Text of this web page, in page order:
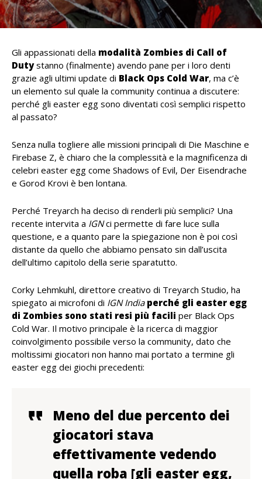
Gli appassionati della modalità Zombies di Call of
Dutystanno (finalmente) avendo pane per i loro denti
grazie agli ultimi update di Black Ops Cold War, ma c’è
un elemento sul quale la community continua a discutere:
perché gli easter egg sono diventati così semplici rispetto
al passato?
Senza nulla togliere alle missioni principali di Die Maschine e
Firebase Z, è chiaro che la complessità e la magnificenza di
celebri easter egg come Shadows of Evil, Der Eisendrache
e Gorod Krovi è ben lontana.
Perché Treyarch ha deciso di renderli più semplici? Una
recente intervita a IGNci permette di fare luce sulla
questione, e a quanto pare la spiegazione non è poi così
distante da quello che abbiamo pensato sin dall’uscita
dell’ultimo capitolo della serie sparatutto.
Corky Lehmkuhl, direttore creativo di Treyarch Studio, ha
spiegato ai microfoni di IGN India perché gli easter egg
di Zombies sono stati resi più facili per Black Ops
Cold War. Il motivo principale è la ricerca di maggior
coinvolgimento possibile verso la community, dato che
moltissimi giocatori non hanno mai portato a termine gli
easter egg dei giochi precedenti:
Meno del due percento dei
giocatori stava
effettivamente vedendo
quella roba [gli easter egg,